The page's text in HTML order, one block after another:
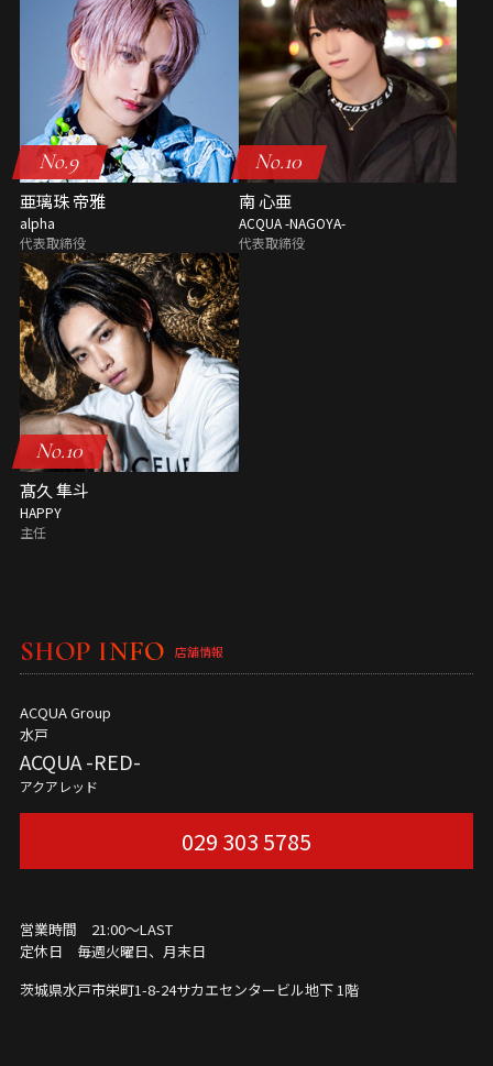
No.9
亜璃珠 帝雅
alpha
代表取締役
No.10
南 心亜
ACQUA -NAGOYA-
代表取締役
No.10
髙久 隼斗
HAPPY
主任
SHOP INFO 店舗情報
ACQUA Group
水戸
ACQUA -RED-
アクアレッド
029 303 5785
営業時間 21:00～LAST
定休日 毎週火曜日、月末日
茨城県水戸市栄町1-8-24サカエセンタービル地下 1階